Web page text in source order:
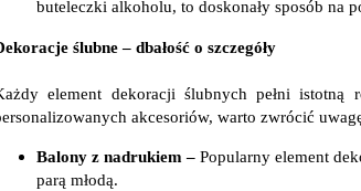
buteleczki alkoholu, to doskonały sposób na
ślubne – dbałość o szczegóły
element dekoracji ślubnych pełni istotną
akcesoriów, warto zwrócić
Balony z nadrukiem – Popularny element
parą młodą.